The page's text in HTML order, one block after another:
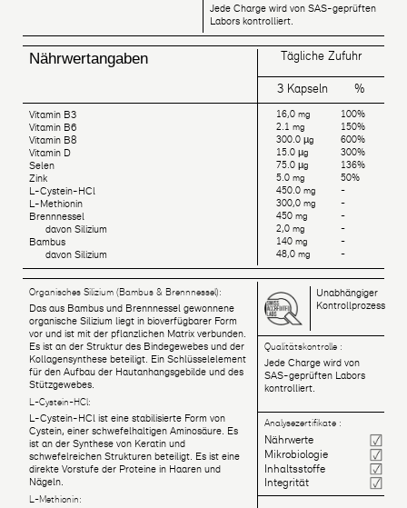
Jede Charge wird von SAS-geprüften
Labors kontrolliert.
Nährwertangaben
Vitamin B3
Vitamin B6
Vitamin B8
Vitamin D
Selen
Zink
L-Cystein-HCl
L-Methionin
Brennnessel
davon Silizium
Bambus
davon Silizium
Tägliche Zufuhr
3 Kapseln %
16,0 mg
2.1 mg
300.0 µg
15.0 µg
75.0 µg
5.0 mg
450.0 mg
300,0 mg
450 mg
2,0 mg
140 mg
48,0 mg
100%
150%
600%
300%
136%
50%
-
-
-
-
-
-
Organisches Silizium (Bambus & Brennnessel):
Das aus Bambus und Brennnessel gewonnene
organische Silizium liegt in bioverfügbarer Form
vor und ist mit der pflanzlichen Matrix verbunden.
Es ist an der Struktur des Bindegewebes und der
Kollagensynthese beteiligt. Ein Schlüsselelement
für den Aufbau der Hautanhangsgebilde und des
Stützgewebes.
L-Cystein-HCl:
L-Cystein-HCl ist eine stabilisierte Form von
Cystein, einer schwefelhaltigen Aminosäure. Es
ist an der Synthese von Keratin und
schwefelreichen Strukturen beteiligt. Es ist eine
direkte Vorstufe der Proteine in Haaren und
Nägeln.
L-Methionin:
Unabhängiger
Kontrollprozess
Qualitätskontrolle :
Jede Charge wird von
SAS-geprüften Labors
kontrolliert.
Analysezertifikate :
Nährwerte
Mikrobiologie
Inhaltsstoffe
Integrität